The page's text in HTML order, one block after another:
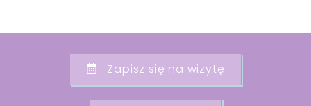
Zapisz się na wizytę